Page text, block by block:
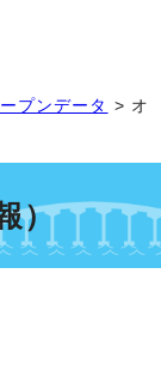
プンデータ > オ
）